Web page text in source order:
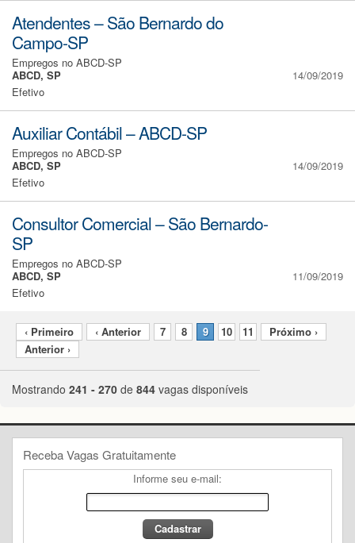
Atendentes – São Bernardo do
Campo-SP
Empregos no ABCD-SP
ABCD, SP
Efetivo
14/09/2019
Auxiliar Contábil – ABCD-SP
Empregos no ABCD-SP
ABCD, SP
Efetivo
14/09/2019
Consultor Comercial – São Bernardo-
SP
Empregos no ABCD-SP
ABCD, SP
Efetivo
11/09/2019
‹ Primeiro ‹ Anterior 7 8 9 10 11
Próximo ›
Anterior ›
Mostrando 241 - 270 de 844 vagas disponíveis
Receba Vagas Gratuitamente
Informe seu e-mail: